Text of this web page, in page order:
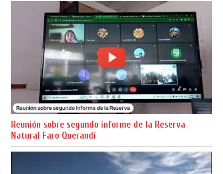
Reunión sobre segundo informe de la Reserva
Natural Faro Querandí